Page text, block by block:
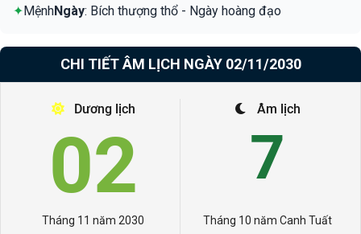
✦MệnhNgày: Bích thượng thổ - Ngày hoàng đạo
CHI TIẾT ÂM LỊCH NGÀY 02/11/2030
Dương lịch
02
Tháng 11 năm 2030
Âm lịch
7
Tháng 10 năm Canh Tuất